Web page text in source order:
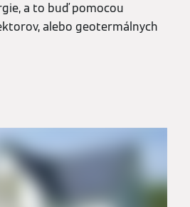
a to buď pomocou
alebo geotermálnych